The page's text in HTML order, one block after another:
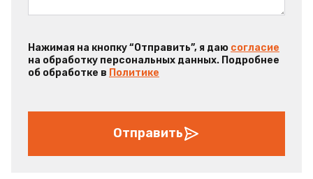
Нажимая на кнопку “Отправить”, я даю согласие
на обработку персональных данных. Подробнее
об обработке в Политике
Отправить